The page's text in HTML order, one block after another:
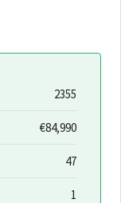
2355
€84,990
47
1